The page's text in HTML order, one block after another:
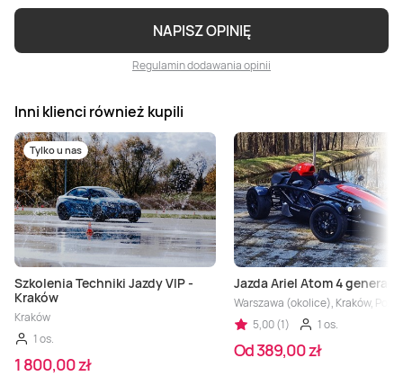
NAPISZ OPINIĘ
Regulamin dodawania opinii
Inni klienci również kupili
Tylko u nas
Szkolenia Techniki Jazdy VIP -
Kraków
Kraków
1 os.
1 800,00 zł
Jazda Ariel Atom 4 generacji
Warszawa (okolice), Kraków,
5,00 (1)
1 os.
Od 389,00 zł